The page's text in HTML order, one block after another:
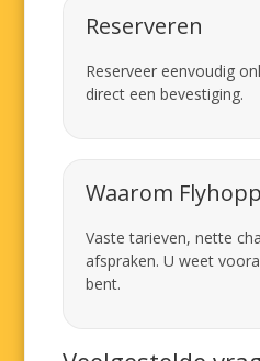
Reserveren
Reserveer eenvoudig
direct een bevestiging.
Waarom
Vaste tarieven, nette
afspraken. U weet
bent.